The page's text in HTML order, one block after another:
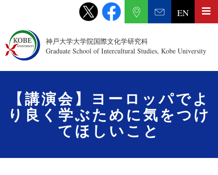
神戸大学大学院国際文化学研究科
Graduate School of Intercultural Studies, Kobe University
EN
【講演会】ヨーロッパでよ
り良く学ぶために気をつけ
てほしいこと